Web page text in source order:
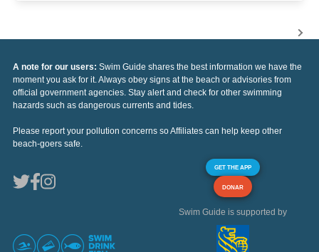
A note for our users: Swim Guide shares the best information we have the
moment you ask for it. Always obey signs at the beach or advisories from
official government agencies. Stay alert and check for other swimming
hazards such as dangerous currents and tides.
Please report your pollution concerns so Affiliates can help keep other
beach-goers safe.
GET THE APP
DONAR
Swim Guide is supported by